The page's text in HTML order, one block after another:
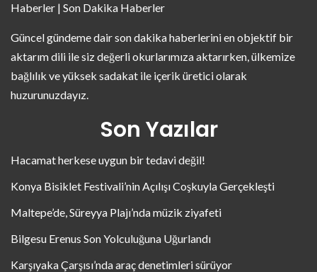
Haberler | Son Dakika Haberler
Güncel gündeme dair son dakika haberlerini en objektif bir
aktarım dili ile siz değerli okurlarımıza aktarırken, ülkemize
bağlılık ve yüksek sadakat ile içerik üretici olarak
huzurunuzdayız.
Son Yazılar
Hacamat herkese uygun bir tedavi değil!
Konya Bisiklet Festivali’nin Açılışı Coşkuyla Gerçekleşti
Maltepe’de, Süreyya Plajı’nda müzik ziyafeti
Bilgesu Erenus Son Yolculuğuna Uğurlandı
Karşıyaka Çarşısı’nda araç denetimleri sürüyor